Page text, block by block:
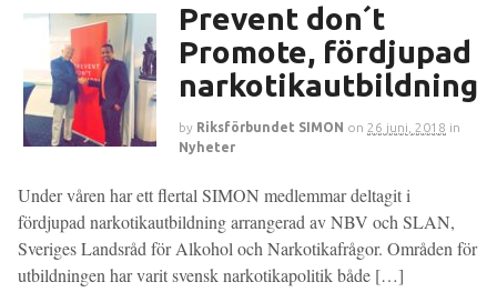
Prevent don´t
Promote, fördjupad
narkotikautbildning
by Riksförbundet SIMON on 26 juni, 2018 in
Nyheter
Under våren har ett flertal SIMON medlemmar deltagit i
fördjupad narkotikautbildning arrangerad av NBV och SLAN,
Sveriges Landsråd för Alkohol och Narkotikafrågor. Områden för
utbildningen har varit svensk narkotikapolitik både […]